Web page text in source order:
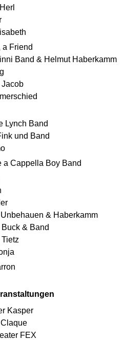
a Friend
Band & Helmut Haberkamm
Jacob
Lynch Band
und Band
a Cappella Boy Band
& Haberkamm
& Band
Kasper
FEX